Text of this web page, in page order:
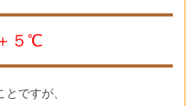
５℃
とですが、